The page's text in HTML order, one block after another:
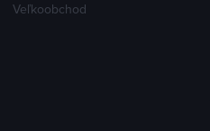
Veľkoobchod